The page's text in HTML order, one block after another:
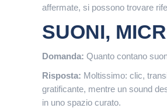
affermate, si possono trovare
SUONI,
Domanda: Quanto contano
Risposta: Moltissimo: clic,
gratificante, mentre un sound
in uno spazio curato.